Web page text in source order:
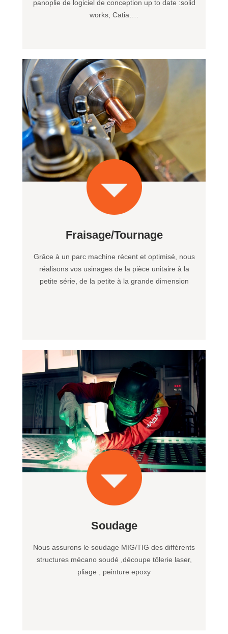
panoplie de logiciel de conception up to date :solid
works, Catia….
Fraisage/Tournage
Grâce à un parc machine récent et optimisé, nous
réalisons vos usinages de la pièce unitaire à la
petite série, de la petite à la grande dimension
Soudage
Nous assurons le soudage MIG/TIG des différents
structures mécano soudé ,découpe tôlerie laser,
pliage , peinture epoxy